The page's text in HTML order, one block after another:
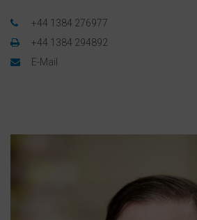
+44 1384 276977
+44 1384 294892
E-Mail